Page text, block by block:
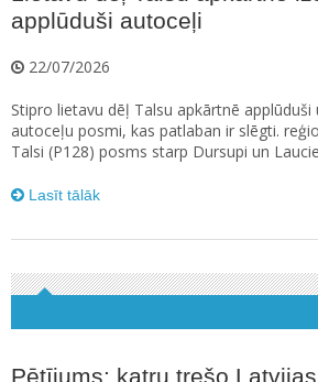
applūduši autoceļi
22/07/2026
Stipro lietavu dēļ Talsu apkārtnē applūduši
autoceļu posmi, kas patlaban ir slēgti.
Talsi (P128) posms starp Dursupi un
Lasīt tālāk
Pētījums: katru trešo